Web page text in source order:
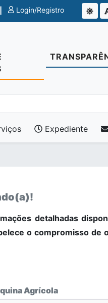
Login/Registro
Expediente
detalhadas
o compromisso de
Agrícola